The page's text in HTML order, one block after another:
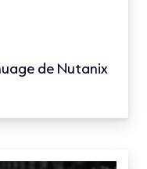
de Nutanix